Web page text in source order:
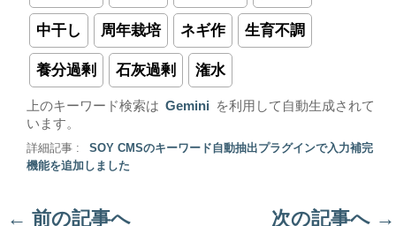
中干し 周年栽培 ネギ作 生育不調
養分過剰 石灰過剰 潅水
上のキーワード検索は Gemini
を利用して自動生成されて
います。
詳細記事 :
SOY CMSのキーワード自動抽出プラグインで入力補完
機能を追加しました
← 前の記事へ 次の記事へ →